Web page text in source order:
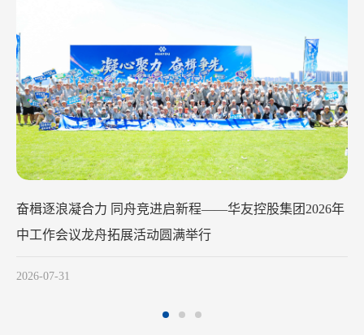
奋楫逐浪凝合力 同舟竞进启新程——华友控股集团2026年
中工作会议龙舟拓展活动圆满举行
2026-07-31